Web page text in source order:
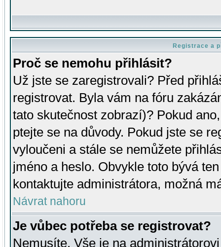
Registrace a
Proč se nemohu přihlásit?
Už jste se zaregistrovali? Před
registrovat. Byla vám na fóru
tato skutečnost zobrazí)? Pokud
ptejte se na důvody. Pokud jste se
vyloučeni a stále se nemůžete
jméno a heslo. Obvykle toto bývá
kontaktujte administrátora, možná
Návrat nahoru
Je vůbec potřeba se registrovat?
Nemusíte. Vše je na